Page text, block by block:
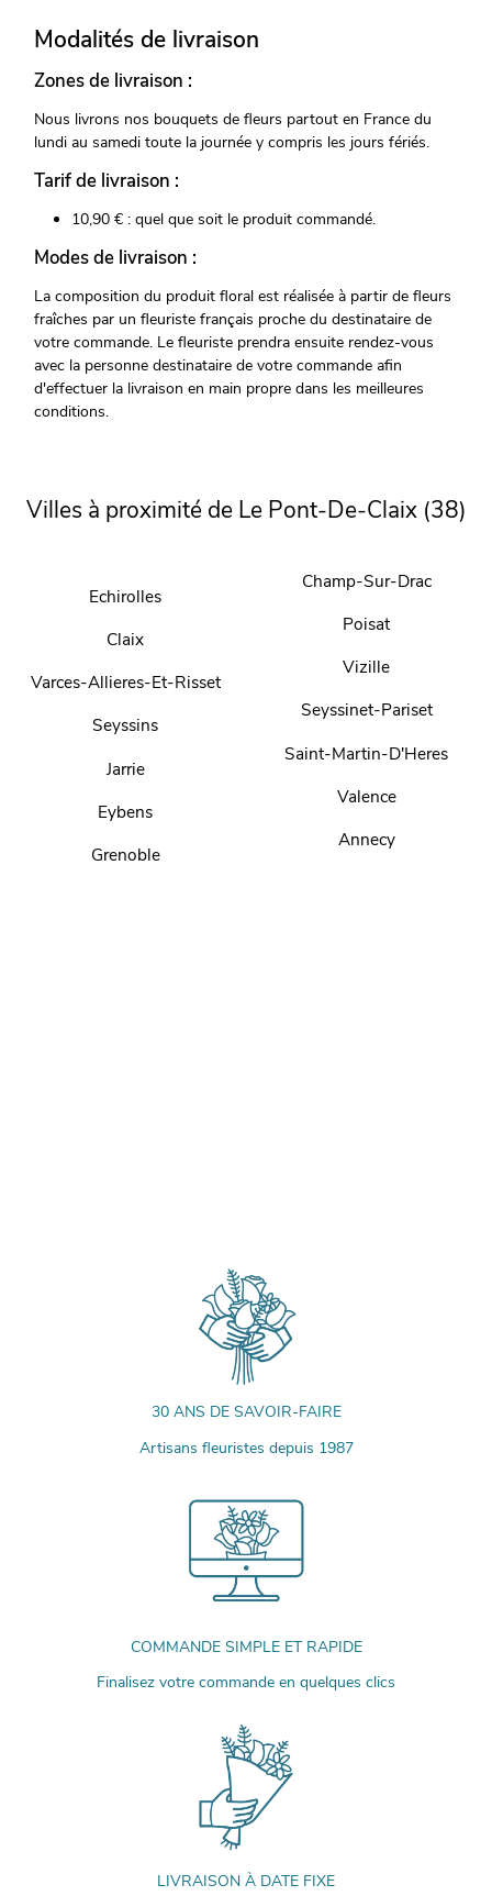
Modalités de livraison
Zones de livraison :
Nous livrons nos bouquets de fleurs partout en France du
lundi au samedi toute la journée y compris les jours fériés.
Tarif de livraison :
10,90 € : quel que soit le produit commandé.
Modes de livraison :
La composition du produit floral est réalisée à partir de fleurs
fraîches par un fleuriste français proche du destinataire de
votre commande. Le fleuriste prendra ensuite rendez-vous
avec la personne destinataire de votre commande afin
d'effectuer la livraison en main propre dans les meilleures
conditions.
Villes à proximité de Le Pont-De-Claix (38)
Echirolles
Claix
Varces-Allieres-Et-Risset
Seyssins
Jarrie
Eybens
Grenoble
Champ-Sur-Drac
Poisat
Vizille
Seyssinet-Pariset
Saint-Martin-D'Heres
Valence
Annecy
30 ANS DE SAVOIR-FAIRE
Artisans fleuristes depuis 1987
COMMANDE SIMPLE ET RAPIDE
Finalisez votre commande en quelques clics
LIVRAISON À DATE FIXE